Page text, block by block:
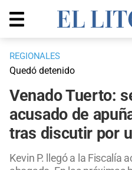
REGIONALES
Quedó detenido
Venado Tuerto:
acusado de
tras discutir por
Kevin P. llegó a la Fiscalía